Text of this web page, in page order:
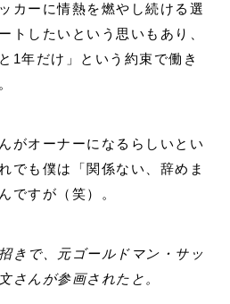
カーに情熱を燃やし続ける選
トしたいという思いもあり、
1年だけ」という約束で働き
がオーナーになるらしいとい
でも僕は「関係ない、辞めま
ですが（笑）。
きで、元ゴールドマン・サッ
さんが参画されたと。